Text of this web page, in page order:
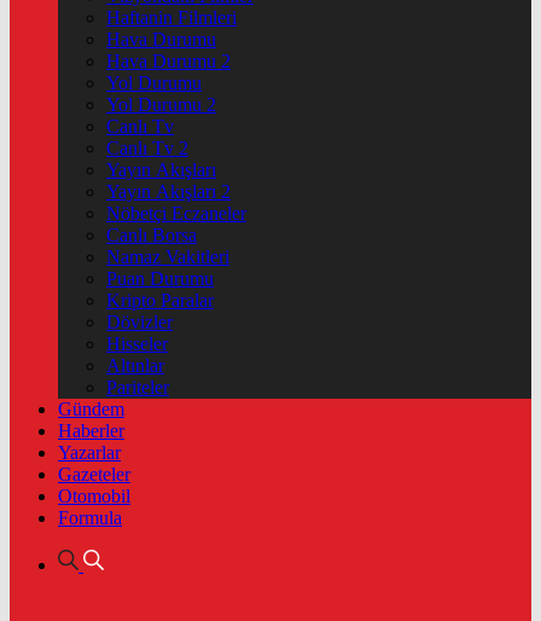
Haftanin Filmleri
Hava Durumu
Hava Durumu 2
Yol Durumu
Yol Durumu 2
Canlı Tv
Canlı Tv 2
Yayın Akışları
Yayın Akışları 2
Nöbetçi Eczaneler
Canlı Borsa
Namaz Vakitleri
Puan Durumu
Kripto Paralar
Dövizler
Hisseler
Altınlar
Pariteler
Gündem
Haberler
Yazarlar
Gazeteler
Otomobil
Formula